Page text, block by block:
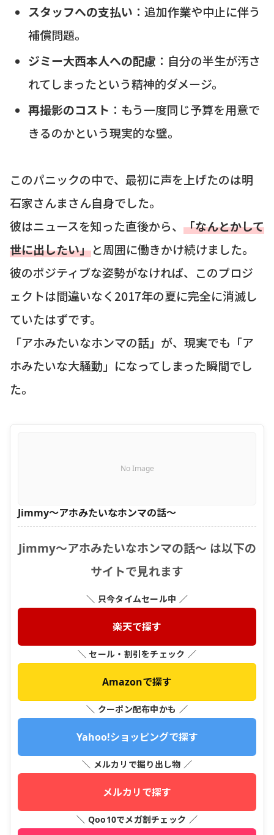
スタッフへの支払い ：追加作業や中止に伴う
補償問題。
ジミー大西本人への配慮 ：自分の半生が汚さ
れてしまったという精神的ダメージ。
再撮影のコスト ：もう一度同じ予算を用意で
きるのかという現実的な壁。
このパニックの中で、最初に声を上げたのは明
石家さんまさん自身でした。
彼はニュースを知った直後から、 「なんとかして
世に出したい」と周囲に働きかけ続けました。
彼のポジティブな姿勢がなければ、このプロジ
ェクトは間違いなく2017年の夏に完全に消滅し
ていたはずです。
「アホみたいなホンマの話」が、現実でも「ア
ホみたいな大騒動」になってしまった瞬間でし
た。
No Image
Jimmy〜アホみたいなホンマの話〜
Jimmy〜アホみたいなホンマの話〜 は以下の
サイトで見れます
＼ 只今タイムセール中 ／
楽天で探す
＼ セール・割引をチェック ／
Amazonで探す
＼ クーポン配布中かも ／
Yahoo!ショッピングで探す
＼ メルカリで掘り出し物 ／
メルカリで探す
＼ Qoo10でメガ割チェック ／